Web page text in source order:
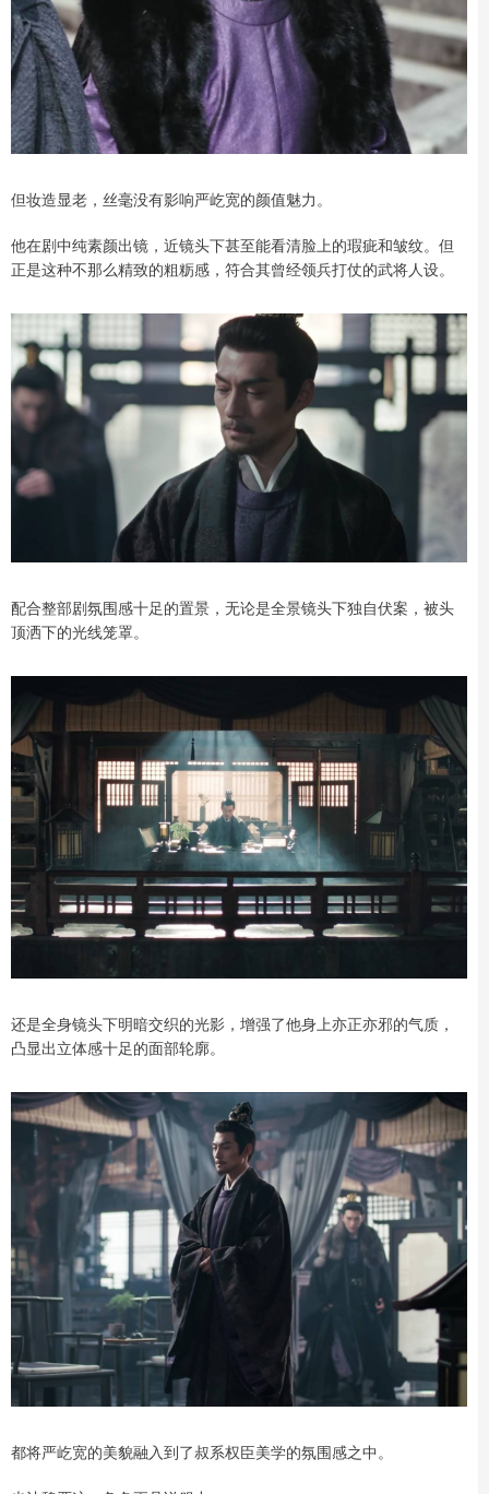
但妆造显老，丝毫没有影响严屹宽的颜值魅力。
他在剧中纯素颜出镜，近镜头下甚至能看清脸上的瑕疵和皱纹。但
正是这种不那么精致的粗粝感，符合其曾经领兵打仗的武将人设。
配合整部剧氛围感十足的置景，无论是全景镜头下独自伏案，被头
顶洒下的光线笼罩。
还是全身镜头下明暗交织的光影，增强了他身上亦正亦邪的气质，
凸显出立体感十足的面部轮廓。
都将严屹宽的美貌融入到了叔系权臣美学的氛围感之中。